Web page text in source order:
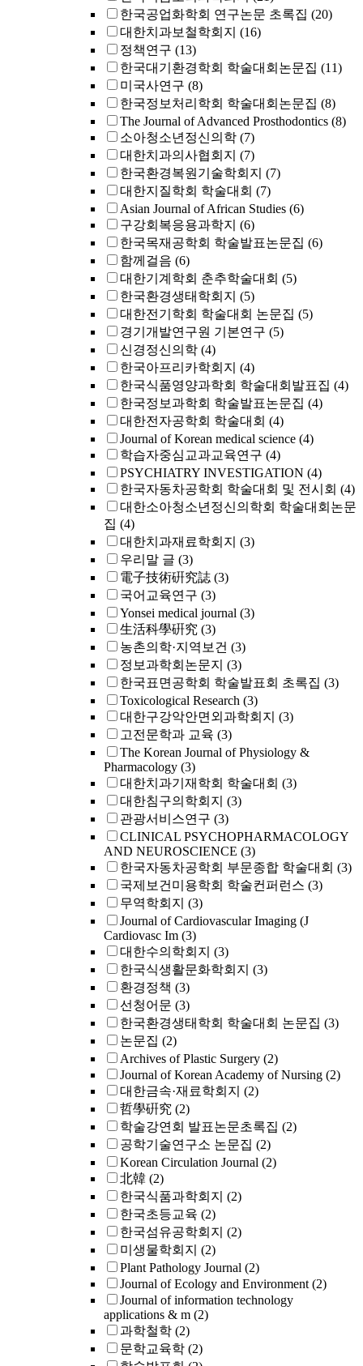
한국공업화학회 연구논문 초록집 (20)
대한치과보철학회지 (16)
정책연구 (13)
한국대기환경학회 학술대회논문집 (11)
미국사연구 (8)
한국정보처리학회 학술대회논문집 (8)
The Journal of Advanced Prosthodontics (8)
소아청소년정신의학 (7)
대한치과의사협회지 (7)
한국환경복원기술학회지 (7)
대한지질학회 학술대회 (7)
Asian Journal of African Studies (6)
구강회복응용과학지 (6)
한국목재공학회 학술발표논문집 (6)
함께걸음 (6)
대한기계학회 춘추학술대회 (5)
한국환경생태학회지 (5)
대한전기학회 학술대회 논문집 (5)
경기개발연구원 기본연구 (5)
신경정신의학 (4)
한국아프리카학회지 (4)
한국식품영양과학회 학술대회발표집 (4)
한국정보과학회 학술발표논문집 (4)
대한전자공학회 학술대회 (4)
Journal of Korean medical science (4)
학습자중심교과교육연구 (4)
PSYCHIATRY INVESTIGATION (4)
한국자동차공학회 학술대회 및 전시회 (4)
대한소아청소년정신의학회 학술대회논문
집 (4)
대한치과재료학회지 (3)
우리말 글 (3)
電子技術硏究誌 (3)
국어교육연구 (3)
Yonsei medical journal (3)
生活科學硏究 (3)
농촌의학·지역보건 (3)
정보과학회논문지 (3)
한국표면공학회 학술발표회 초록집 (3)
Toxicological Research (3)
대한구강악안면외과학회지 (3)
고전문학과 교육 (3)
The Korean Journal of Physiology &
Pharmacology (3)
대한치과기재학회 학술대회 (3)
대한침구의학회지 (3)
관광서비스연구 (3)
CLINICAL PSYCHOPHARMACOLOGY
AND NEUROSCIENCE (3)
한국자동차공학회 부문종합 학술대회 (3)
국제보건미용학회 학술컨퍼런스 (3)
무역학회지 (3)
Journal of Cardiovascular Imaging (J
Cardiovasc Im (3)
대한수의학회지 (3)
한국식생활문화학회지 (3)
환경정책 (3)
선청어문 (3)
한국환경생태학회 학술대회 논문집 (3)
논문집 (2)
Archives of Plastic Surgery (2)
Journal of Korean Academy of Nursing (2)
대한금속·재료학회지 (2)
哲學硏究 (2)
학술강연회 발표논문초록집 (2)
공학기술연구소 논문집 (2)
Korean Circulation Journal (2)
北韓 (2)
한국식품과학회지 (2)
한국초등교육 (2)
한국섬유공학회지 (2)
미생물학회지 (2)
Plant Pathology Journal (2)
Journal of Ecology and Environment (2)
Journal of information technology
applications & m (2)
과학철학 (2)
문학교육학 (2)